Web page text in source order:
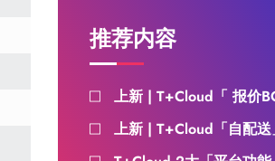
推荐内容
上新 | T+Cloud「 报价
上新 | T+Cloud「自配送